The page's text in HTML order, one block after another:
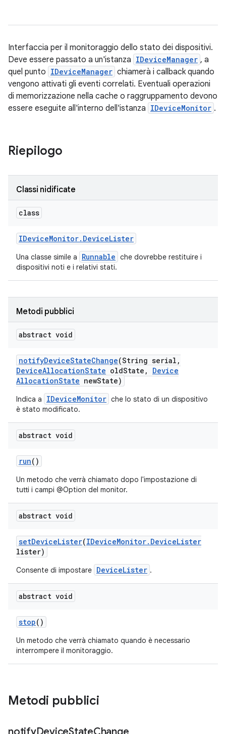
Interfaccia per il monitoraggio dello stato dei dispositivi.
Deve essere passato a un'istanza IDeviceManager , a
quel punto IDeviceManager chiamerà i callback quando
vengono attivati gli eventi correlati. Eventuali operazioni
di memorizzazione nella cache o raggruppamento devono
essere eseguite all'interno dell'istanza IDeviceMonitor .
Riepilogo
Classi nidificate
class
IDeviceMonitor. DeviceLister
Una classe simile a Runnable che dovrebbe restituire i
dispositivi noti e i relativi stati.
Metodi pubblici
abstract void
notifyDeviceStateChange(String serial ,
DeviceAllocationState oldState ,
Device
AllocationState newState)
Indica a IDeviceMonitor che lo stato di un dispositivo
è stato modificato.
abstract void
run()
Un metodo che verrà chiamato dopo l'impostazione di
tutti i campi @Option del monitor.
abstract void
setDeviceLister(IDeviceMonitor. DeviceLister
lister)
Consente di impostare DeviceLister .
abstract void
stop()
Un metodo che verrà chiamato quando è necessario
interrompere il monitoraggio.
Metodi pubblici